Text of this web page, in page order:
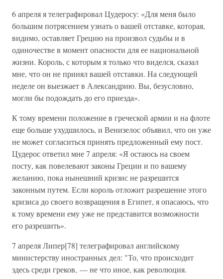
6 апреля я телеграфировал Цудеросу: «Для меня было
большим потрясением узнать о вашей отставке, которая,
видимо, оставляет Грецию на произвол судьбы и в
одиночестве в момент опасности для ее национальной
жизни. Король, с которым я только что виделся, сказал
мне, что он не принял вашей отставки. На следующей
неделе он выезжает в Александрию. Вы, безусловно,
могли бы подождать до его приезда».
К тому времени положение в греческой армии и на флоте
еще больше ухудшилось, и Венизелос объявил, что он уже
не может согласиться принять предложенный ему пост.
Цудерос ответил мне 7 апреля: «Я остаюсь на своем
посту, как повелевают законы Греции и по вашему
желанию, пока нынешний кризис не разрешится
законным путем. Если король отложит разрешение этого
кризиса до своего возвращения в Египет, я опасаюсь, что
к тому времени ему уже не представится возможности
его разрешить».
7 апреля Липер[78] телеграфировал английскому
министерству иностранных дел: "То, что происходит
здесь среди греков, — не что иное, как революция.